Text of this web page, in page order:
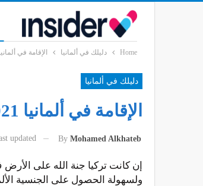
Home دليلك في ألمانيا الإقامة في ألمانيا 2021 – أنواعها ومدة الإقامة قبل الحصول على اقامة دائمة في
دليلك في ألمانيا
الإقامة في ألمانيا 2021 – أنواعها ومدة الإقامة قبل الحصول على اقامة دائمة في المانيا
By Mohamed Alkhateb
updated
إن كانت تركيا جنة الله على الأرض
ولسهولة الحصول على الجنسية